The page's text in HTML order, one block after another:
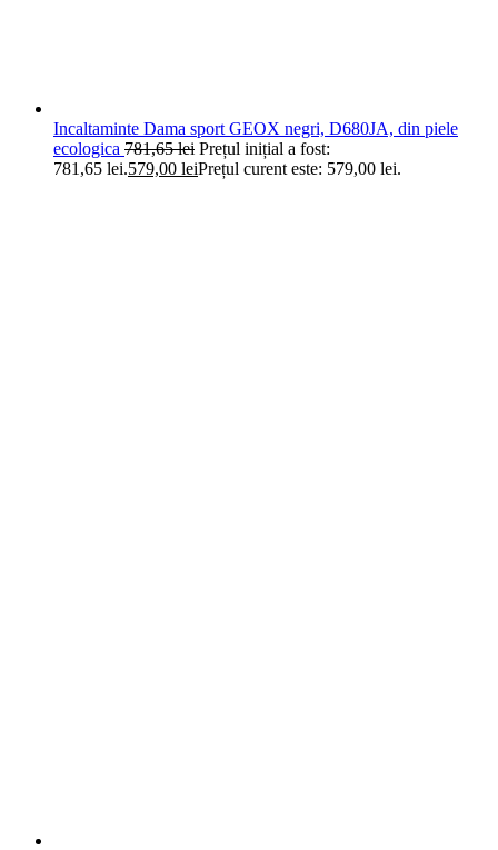
Incaltaminte Dama sport GEOX negri, D680JA, din piele
ecologica 781,65lei Prețul inițial a fost:
781,65 lei.579,00 leiPrețul curent este: 579,00 lei.